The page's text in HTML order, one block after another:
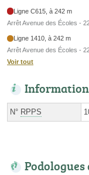
Ligne C615, à 242 m
Arrêt Avenue des Écoles -
Ligne 1410, à 242 m
Arrêt Avenue des Écoles -
Voir tout
N° RPPS